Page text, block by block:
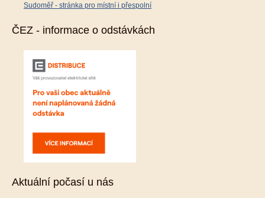
Sudoměř - stránka pro místní i přespolní
ČEZ - informace o odstávkách
Aktuální počasí u nás